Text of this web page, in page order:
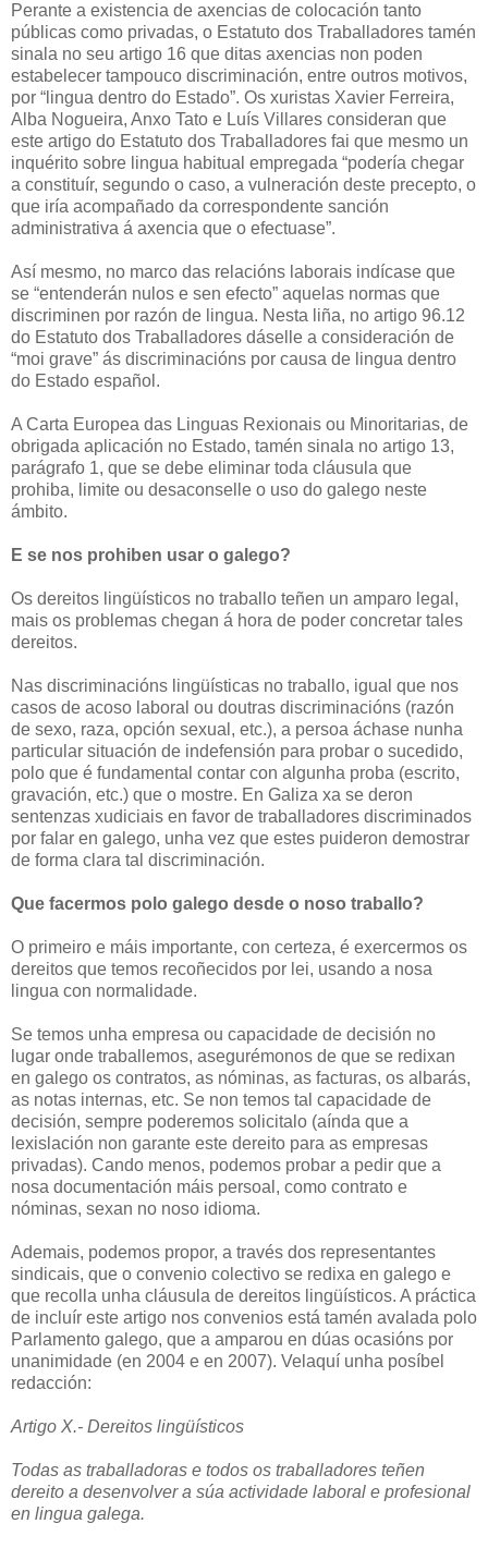
Perante a existencia de axencias de colocación tanto
públicas como privadas, o Estatuto dos Traballadores tamén
sinala no seu artigo 16 que ditas axencias non poden
estabelecer tampouco discriminación, entre outros motivos,
por “lingua dentro do Estado”. Os xuristas Xavier Ferreira,
Alba Nogueira, Anxo Tato e Luís Villares consideran que
este artigo do Estatuto dos Traballadores fai que mesmo un
inquérito sobre lingua habitual empregada “podería chegar
a constituír, segundo o caso, a vulneración deste precepto, o
que iría acompañado da correspondente sanción
administrativa á axencia que o efectuase”.
Así mesmo, no marco das relacións laborais indícase que
se “entenderán nulos e sen efecto” aquelas normas que
discriminen por razón de lingua. Nesta liña, no artigo 96.12
do Estatuto dos Traballadores dáselle a consideración de
“moi grave” ás discriminacións por causa de lingua dentro
do Estado español.
A Carta Europea das Linguas Rexionais ou Minoritarias, de
obrigada aplicación no Estado, tamén sinala no artigo 13,
parágrafo 1, que se debe eliminar toda cláusula que
prohiba, limite ou desaconselle o uso do galego neste
ámbito.
E se nos prohiben usar o galego?
Os dereitos lingüísticos no traballo teñen un amparo legal,
mais os problemas chegan á hora de poder concretar tales
dereitos.
Nas discriminacións lingüísticas no traballo, igual que nos
casos de acoso laboral ou doutras discriminacións (razón
de sexo, raza, opción sexual, etc.), a persoa áchase nunha
particular situación de indefensión para probar o sucedido,
polo que é fundamental contar con algunha proba (escrito,
gravación, etc.) que o mostre. En Galiza xa se deron
sentenzas xudiciais en favor de traballadores discriminados
por falar en galego, unha vez que estes puideron demostrar
de forma clara tal discriminación.
Que facermos polo galego desde o noso traballo?
O primeiro e máis importante, con certeza, é exercermos os
dereitos que temos recoñecidos por lei, usando a nosa
lingua con normalidade.
Se temos unha empresa ou capacidade de decisión no
lugar onde traballemos, asegurémonos de que se redixan
en galego os contratos, as nóminas, as facturas, os albarás,
as notas internas, etc. Se non temos tal capacidade de
decisión, sempre poderemos solicitalo (aínda que a
lexislación non garante este dereito para as empresas
privadas). Cando menos, podemos probar a pedir que a
nosa documentación máis persoal, como contrato e
nóminas, sexan no noso idioma.
Ademais, podemos propor, a través dos representantes
sindicais, que o convenio colectivo se redixa en galego e
que recolla unha cláusula de dereitos lingüísticos. A práctica
de incluír este artigo nos convenios está tamén avalada polo
Parlamento galego, que a amparou en dúas ocasións por
unanimidade (en 2004 e en 2007). Velaquí unha posíbel
redacción:
Artigo X.- Dereitos lingüísticos
Todas as traballadoras e todos os traballadores teñen
dereito a desenvolver a súa actividade laboral e profesional
en lingua galega.